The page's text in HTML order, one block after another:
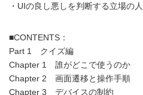
・UIの良し悪しを判断する立場の人
■CONTENTS：
Part 1 クイズ編
Chapter 1 誰がどこで使うのか
Chapter 2 画面遷移と操作手順
Chapter 3 デバイスの制約